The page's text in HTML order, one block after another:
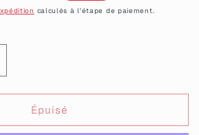
calculés à l'étape de paiement.
Épuisé